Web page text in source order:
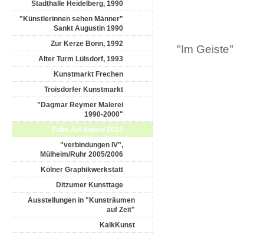
"Im Geiste"
Stadthalle Heidelberg, 1990
"Künstlerinnen sehen Männer"
Sankt Augustin 1990
Zur Kerze Bonn, 1992
Alter Turm Lülsdorf, 1993
Kunstmarkt Frechen
Troisdorfer Kunstmarkt
"Dagmar Reymer Malerei
1990-2000"
Palm Art Award 2021
"verbindungen IV",
Mülheim/Ruhr 2005/2006
Kölner Graphikwerkstatt
Ditzumer Kunsttage
Ausstellungen in "Kunsträumen
auf Zeit"
KalkKunst